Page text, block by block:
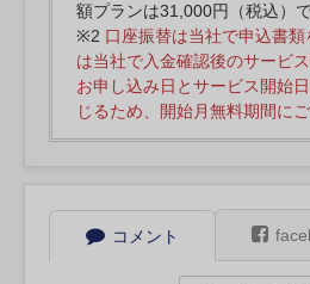
額プランは31,000円（税込）
※2 口座振替は当社で申込書
は当社で入金確認後のサービ
お申し込み日とサービス開始
じるため、開始月無料期間に
コメント